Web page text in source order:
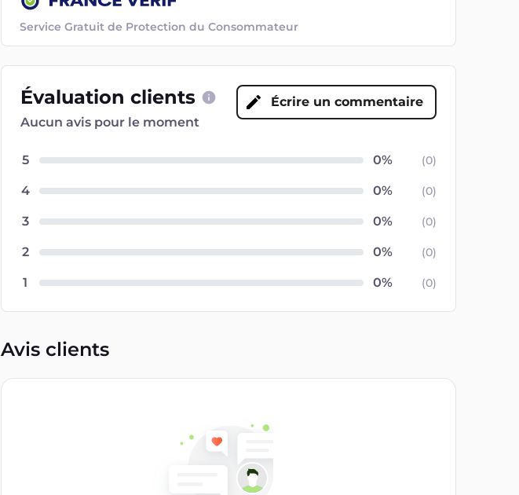
Service Gratuit de Protection du Consommateur
Évaluation clients
Aucun avis pour le moment
Écrire un commentaire
5 (0)
4 (0)
3 (0)
2 (0)
1 (0)
Avis clients